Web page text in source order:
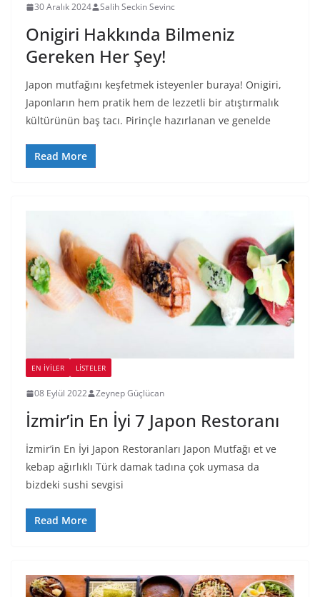
30 Aralık 2024 Salih Seckin Sevinc
Onigiri Hakkında Bilmeniz
Gereken Her Şey!
Japon mutfağını keşfetmek isteyenler buraya! Onigiri,
Japonların hem pratik hem de lezzetli bir atıştırmalık
kültürünün baş tacı. Pirinçle hazırlanan ve genelde
Read More
EN İYILER LİSTELER
08 Eylül 2022 Zeynep Güçlücan
İzmir’in En İyi 7 Japon Restoranı
İzmir’in En İyi Japon Restoranları Japon Mutfağı et ve
kebap ağırlıklı Türk damak tadına çok uymasa da
bizdeki sushi sevgisi
Read More